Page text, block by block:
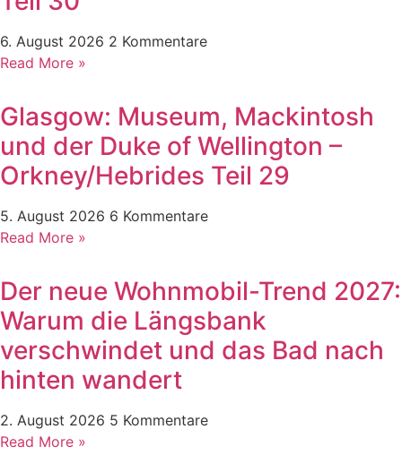
6. August 2026 2 Kommentare
Read More »
Glasgow: Museum, Mackintosh
und der Duke of Wellington –
Orkney/Hebrides Teil 29
5. August 2026 6 Kommentare
Read More »
Der neue Wohnmobil-Trend 2027:
Warum die Längsbank
verschwindet und das Bad nach
hinten wandert
2. August 2026 5 Kommentare
Read More »